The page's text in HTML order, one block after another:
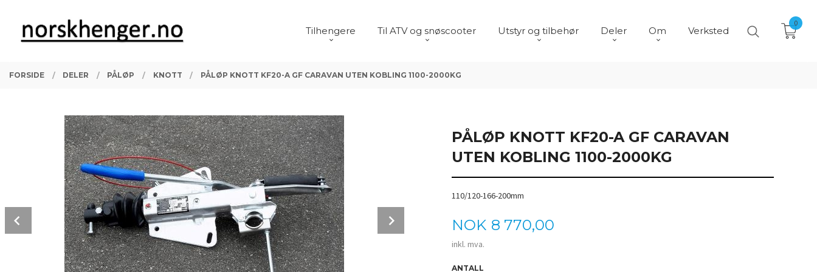
innholdet
PRODUKTER
Tilhengere Til ATV og snøscooter Utstyr og tilbehør Deler Om Verksted
0
FORSIDE DELER PÅLØP KNOTT PÅLØP KNOTT KF20-A GF CARAVAN UTEN KOBLING 1100-2000KG
PÅLØP KNOTT KF20-A GF CARAVAN
UTEN KOBLING 1100-2000KG
110/120-166-200mm
Pris
NOK 8 770,00
inkl. mva.
ANTALL